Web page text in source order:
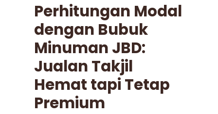
Perhitungan Modal
dengan Bubuk
Minuman JBD:
Jualan Takjil
Hemat tapi Tetap
Premium